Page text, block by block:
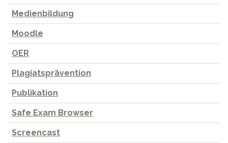
Medienbildung
Moodle
OER
Plagiatsprävention
Publikation
Safe Exam Browser
Screencast